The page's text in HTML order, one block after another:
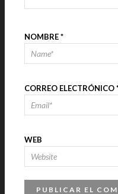
NOMBRE*
CORREO ELECTRÓNICO
WEB